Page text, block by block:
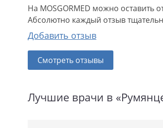
На MOSGORMED можно
Абсолютно каждый отзыв
Добавить отзыв
Смотреть отзывы
Лучшие врачи в